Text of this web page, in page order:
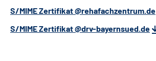
S/MIME Zertifikat @rehafachzentrum.de
S/MIME Zertifikat @drv-bayernsued.de